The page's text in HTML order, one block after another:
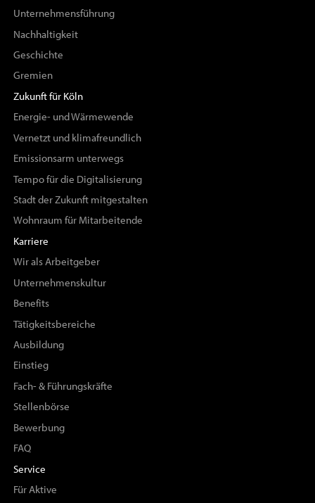
Unternehmensführung
Nachhaltigkeit
Geschichte
Gremien
Zukunft für Köln
Energie- und Wärmewende
Vernetzt und klimafreundlich
Emissionsarm unterwegs
Tempo für die Digitalisierung
Stadt der Zukunft mitgestalten
Wohnraum für Mitarbeitende
Karriere
Wir als Arbeitgeber
Unternehmenskultur
Benefits
Tätigkeitsbereiche
Ausbildung
Einstieg
Fach- & Führungskräfte
Stellenbörse
Bewerbung
FAQ
Service
Für Aktive